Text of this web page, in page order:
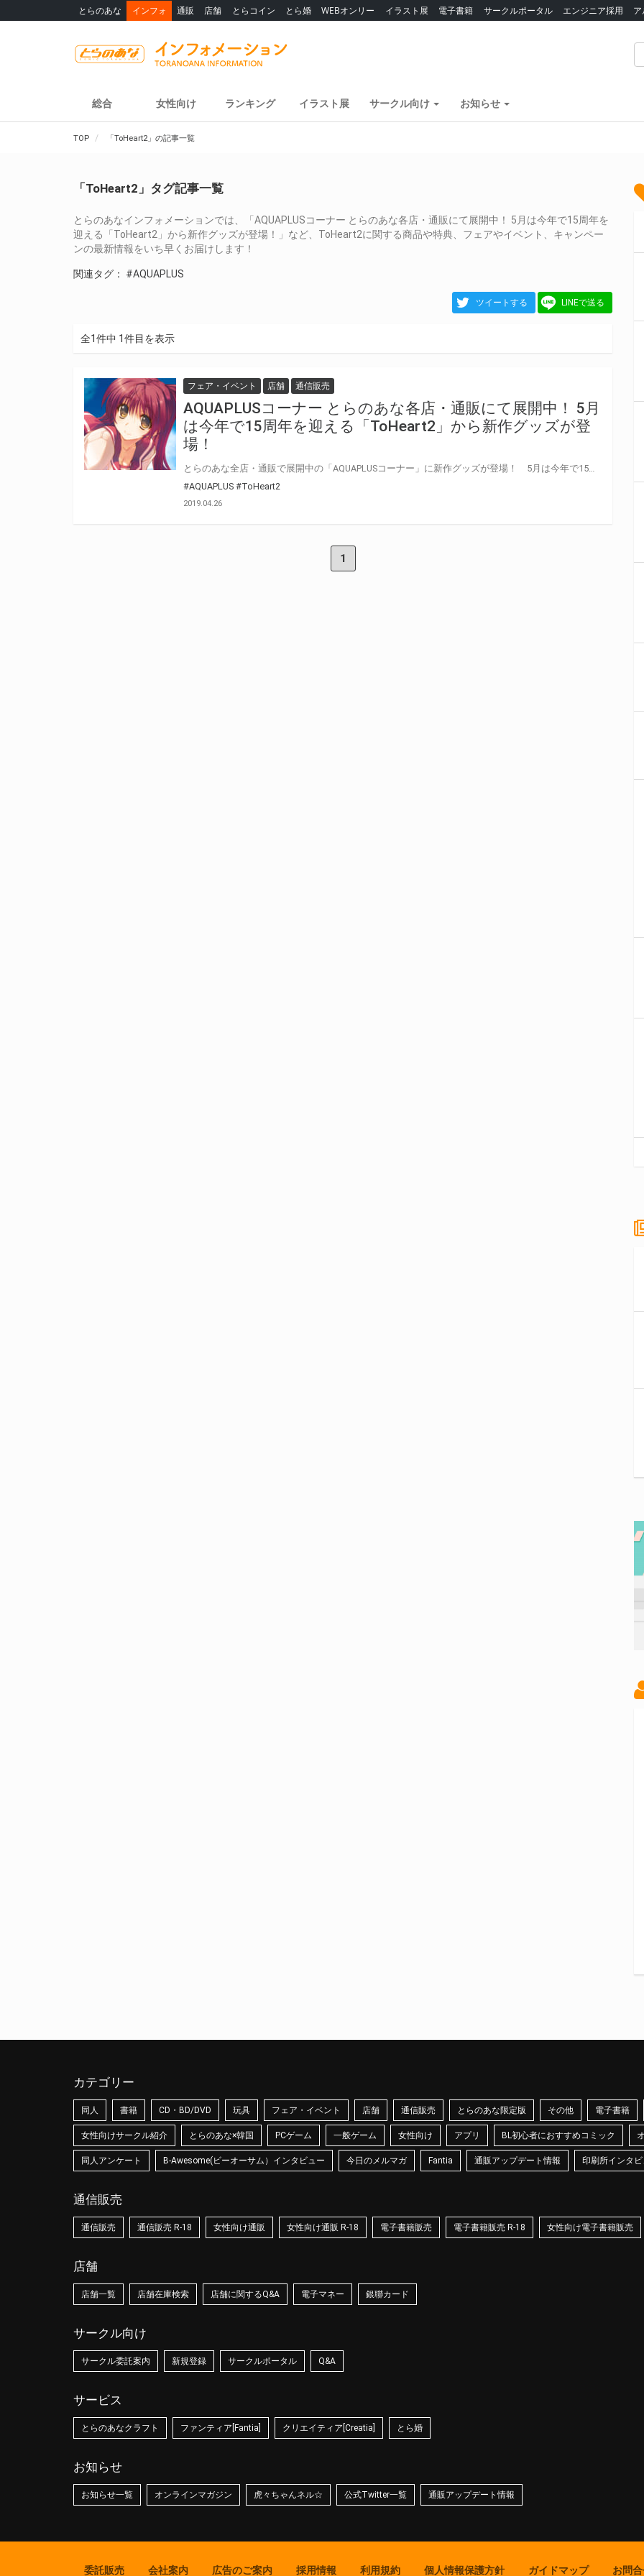
とらのあな インフォ 通販 店舗 とらコイン とら婚 WEBオンリー イラスト展 電子書籍 サークルポータル エンジニア採用
総合 女性向け ランキング イラスト展 サークル向け お知らせ
TOP 「ToHeart2」の記事一覧
「ToHeart2」タグ記事一覧
とらのあなインフォメーションでは、「AQUAPLUSコーナー とらのあな各店・通販にて展開中！ 5月は今年で15周年を
迎える「ToHeart2」から新作グッズが登場！」など、ToHeart2に関する商品や特典、フェアやイベント、キャンペー
ンの最新情報をいち早くお届けします！
関連タグ： #AQUAPLUS
ツイートする LINEで送る
全1件中 1件目を表示
フェア・イベント 店舗 通信販売
AQUAPLUSコーナー とらのあな各店・通販にて展開中！ 5月
は今年で15周年を迎える「ToHeart2」から新作グッズが登
場！
#AQUAPLUS #ToHeart2
2019.04.26
1
カテゴリー
同人 書籍 CD・BD/DVD 玩具 フェア・イベント 店舗 通信販売 とらのあな限定版 その他 電子書籍
女性向けサークル紹介 とらのあな×韓国 PCゲーム 一般ゲーム 女性向け アプリ BL初心者におすすめコミック
同人アンケート B-Awesome(ビーオーサム）インタビュー 今日のメルマガ Fantia 通販アップデート情報 印刷所インタ
通信販売
通信販売 通信販売 R-18 女性向け通販 女性向け通販 R-18 電子書籍販売 電子書籍販売 R-18 女性向け電子書籍販売
店舗
店舗一覧 店舗在庫検索 店舗に関するQ&A 電子マネー 銀聯カード
サークル向け
サークル委託案内 新規登録 サークルポータル Q&A
サービス
とらのあなクラフト ファンティア[Fantia] クリエイティア[Creatia] とら婚
お知らせ
お知らせ一覧 オンラインマガジン 虎々ちゃんネル☆ 公式Twitter一覧 通販アップデート情報
委託販売 会社案内 広告のご案内 採用情報 利用規約 個人情報保護方針 ガイドマップ お問